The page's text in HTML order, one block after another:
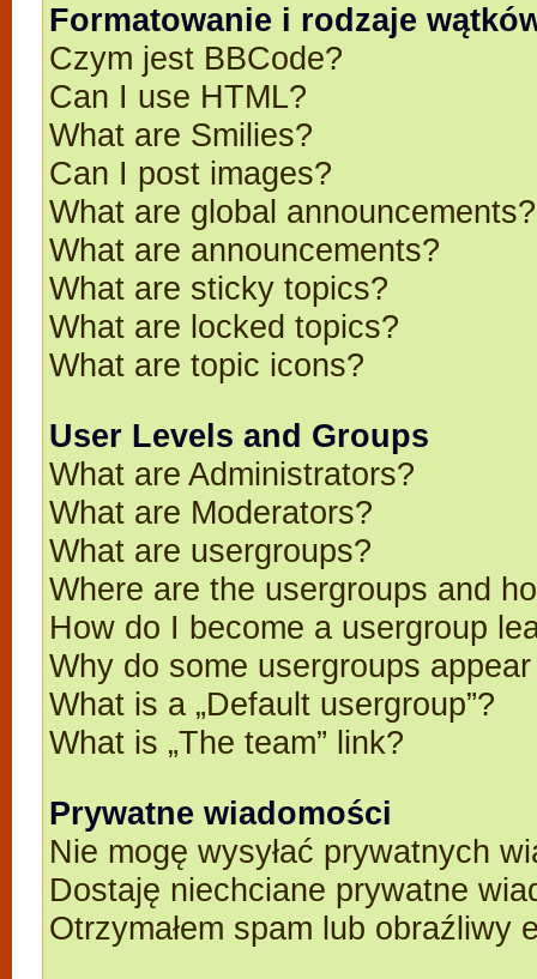
Formatowanie i rodzaje
Czym jest BBCode?
Can I use HTML?
What are Smilies?
Can I post images?
What are global announcements?
What are announcements?
What are sticky topics?
What are locked topics?
What are topic icons?
User Levels and Groups
What are Administrators?
What are Moderators?
What are usergroups?
Where are the usergroups and
How do I become a usergroup
Why do some usergroups
What is a „Default usergroup”?
What is „The team” link?
Prywatne wiadomości
Nie mogę wysyłać prywatnych
Dostaję niechciane prywatne
Otrzymałem spam lub obraźliwy